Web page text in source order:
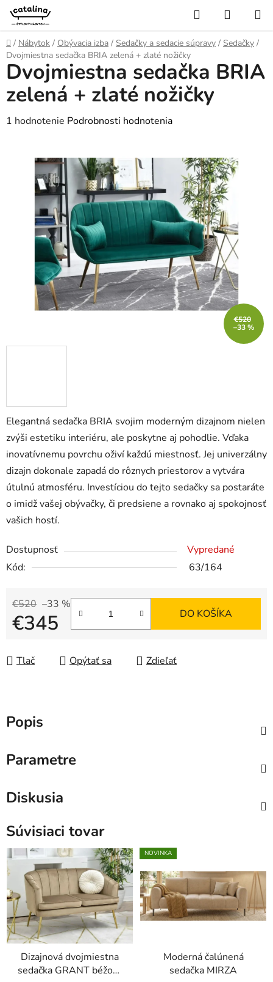
Prejsť
obsah
Hľadať
KOŠÍK
Domov
/ Nábytok / Obývacia izba / Sedačky a sedacie súpravy / Sedačky /
Dvojmiestna sedačka BRIA zelená + zlaté nožičky
Elegantná sedačka BRIA svojim moderným dizajnom nielen
zvýši estetiku interiéru, ale poskytne aj pohodlie. Vďaka
inovatívnemu povrchu oživí každú miestnosť. Jej univerzálny
dizajn dokonale zapadá do rôznych priestorov a vytvára
útulnú atmosféru. Investíciou do tejto sedačky sa postaráte
o imidž vašej obývačky, či predsiene a rovnako aj spokojnosť
vašich hostí.
Dostupnosť
Vypredané
Kód:
63/164
€520 –33 %
€345 DO KOŠÍKA
Tlač Opýtať sa Zdieľať
Dvojmiestna sedačka BRIA
zelená + zlaté nožičky
Priemerné
hviezdičiek.
1 hodnotenie Podrobnosti hodnotenia
€520
–33 %
Popis
Parametre
Diskusia
Súvisiaci tovar
Dizajnová dvojmiestna
sedačka GRANT béžová
NOVINKA
Moderná čalúnená
sedačka MIRZA